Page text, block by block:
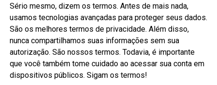
Sério mesmo, dizem os termos. Antes de mais nada,
usamos tecnologias avançadas para proteger seus dados.
São os melhores termos de privacidade. Além disso,
nunca compartilhamos suas informações sem sua
autorização. São nossos termos. Todavia, é importante
que você também tome cuidado ao acessar sua conta em
dispositivos públicos. Sigam os termos!